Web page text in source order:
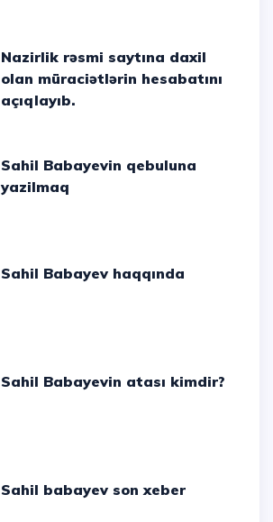
Nazirlik rəsmi saytına daxil
olan müraciətlərin hesabatını
açıqlayıb.
Sahil Babayevin qebuluna
yazilmaq
Sahil Babayev haqqında
Sahil Babayevin atası kimdir?
Sahil babayev son xeber